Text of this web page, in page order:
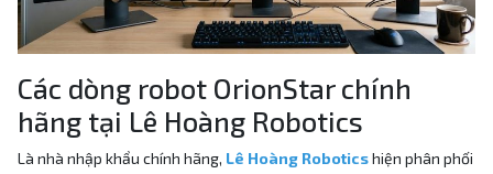
Các dòng robot OrionStar chính
hãng tại Lê Hoàng Robotics
Là nhà nhập khẩu chính hãng, Lê Hoàng Roboticshiện phân phối